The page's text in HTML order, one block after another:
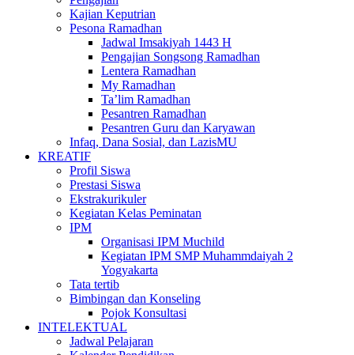
Kajian Keputrian
Pesona Ramadhan
Jadwal Imsakiyah 1443 H
Pengajian Songsong Ramadhan
Lentera Ramadhan
My Ramadhan
Ta’lim Ramadhan
Pesantren Ramadhan
Pesantren Guru dan Karyawan
Infaq, Dana Sosial, dan LazisMU
KREATIF
Profil Siswa
Prestasi Siswa
Ekstrakurikuler
Kegiatan Kelas Peminatan
IPM
Organisasi IPM Muchild
Kegiatan IPM SMP Muhammdaiyah 2
Yogyakarta
Tata tertib
Bimbingan dan Konseling
Pojok Konsultasi
INTELEKTUAL
Jadwal Pelajaran